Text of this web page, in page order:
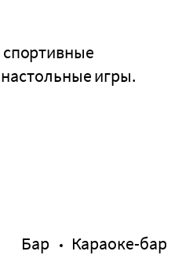
спортивные
игры.
Бар
Караоке-бар